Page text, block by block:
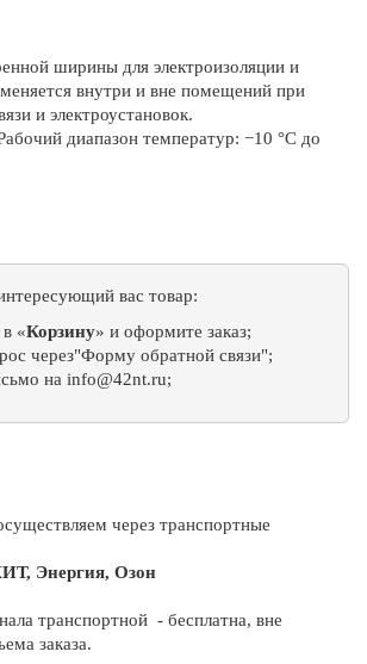
ширины для электроизоляции и
внутри и вне помещений при
и электроустановок.
диапазон температур: −10 °С до
вас товар:
в «Корзину» и оформите заказ;
через"Форму обратной связи";
на info@42nt.ru;
через транспортные
Энергия, Озон
транспортной - бесплатна, вне
заказа.